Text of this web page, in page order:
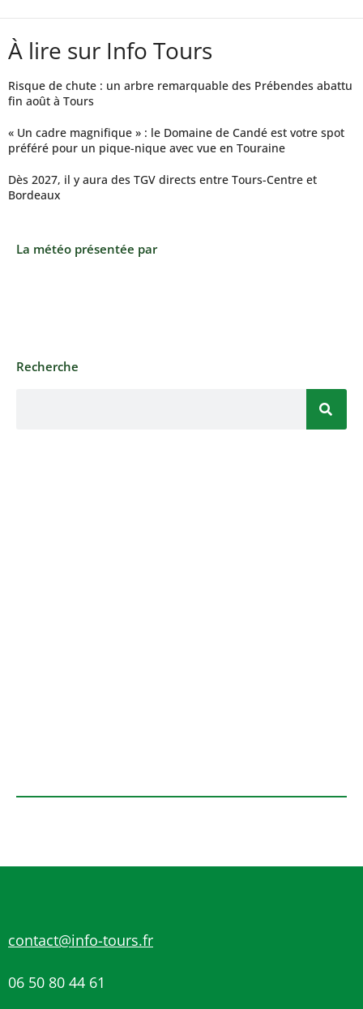
À lire sur Info Tours
Risque de chute : un arbre remarquable des Prébendes abattu
fin août à Tours
« Un cadre magnifique » : le Domaine de Candé est votre spot
préféré pour un pique-nique avec vue en Touraine
Dès 2027, il y aura des TGV directs entre Tours-Centre et
Bordeaux
La météo présentée par
Recherche
contact@info-tours.fr
06 50 80 44 61